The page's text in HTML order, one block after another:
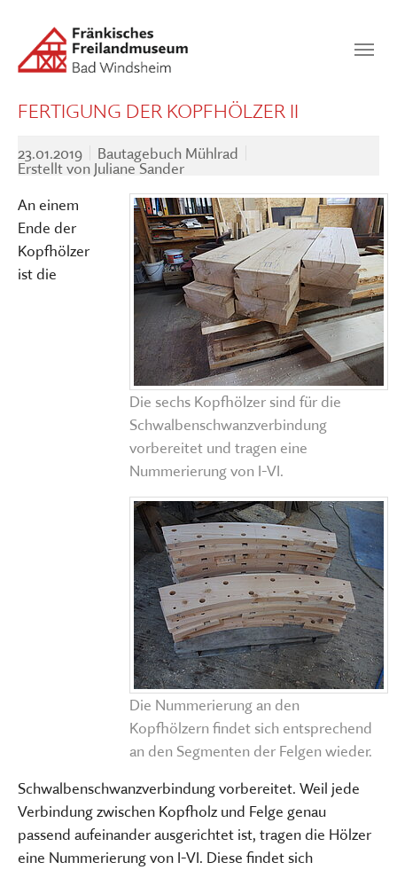
SUCHEN
FERTIGUNG DER KOPFHÖLZER II
23.01.2019
Bautagebuch Mühlrad
Erstellt von Juliane Sander
Die sechs Kopfhölzer sind für die
Schwalbenschwanzverbindung
vorbereitet und tragen eine
Nummerierung von I-VI.
Die Nummerierung an den
Kopfhölzern findet sich entsprechend
an den Segmenten der Felgen wieder.
An einem
Ende der
Kopfhölzer
ist die
Schwalbenschwanzverbindung vorbereitet. Weil jede
Verbindung zwischen Kopfholz und Felge genau
passend aufeinander ausgerichtet ist, tragen die Hölzer
eine Nummerierung von I-VI. Diese findet sich